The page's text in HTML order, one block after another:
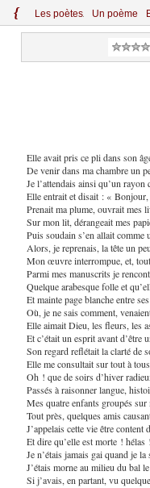
{ Les poètes Un poème
Elle avait pris ce pli dans son
De venir dans ma chambre un
Je l’attendais ainsi qu’un rayon
Elle entrait et disait : «
Prenait ma plume, ouvrait mes
Sur mon lit, dérangeait mes
Puis soudain s’en allait comme
Alors, je reprenais, la tête un
Mon œuvre interrompue, et,
Parmi mes manuscrits je
Quelque arabesque folle et
Et mainte page blanche entre
Où, je ne sais comment,
Elle aimait Dieu, les fleurs, les
Et c’était un esprit avant d’être
Son regard reflétait la clarté de
Elle me consultait sur tout à
Oh ! que de soirs d’hiver
Passés à raisonner langue,
Mes quatre enfants groupés
Tout près, quelques amis
J’appelais cette vie être content
Et dire qu’elle est morte ! hélas
Je n’étais jamais gai quand je
J’étais morne au milieu du bal
Si j’avais, en partant, vu